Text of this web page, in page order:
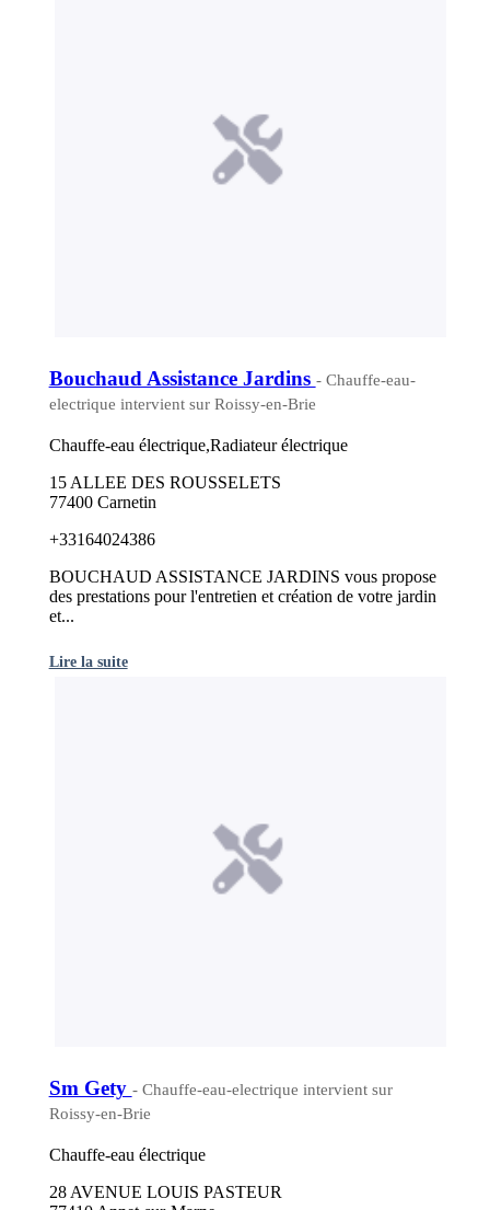
Bouchaud Assistance Jardins - Chauffe-eau-
electrique intervient sur Roissy-en-Brie
Chauffe-eau électrique,Radiateur électrique
15 ALLEE DES ROUSSELETS
77400 Carnetin
+33164024386
BOUCHAUD ASSISTANCE JARDINS vous propose
des prestations pour l'entretien et création de votre jardin
et...
Lire la suite
Sm Gety - Chauffe-eau-electrique intervient sur
Roissy-en-Brie
Chauffe-eau électrique
28 AVENUE LOUIS PASTEUR